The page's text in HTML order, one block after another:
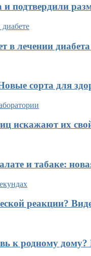
подтвердили
лечении
сорта для
искажают их
и табаке:
реакции?
к родному